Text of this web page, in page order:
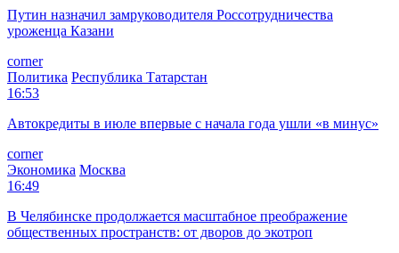
Путин назначил замруководителя Россотрудничества
уроженца Казани
corner
Политика Республика Татарстан
16:53
Автокредиты в июле впервые с начала года ушли «в минус»
corner
Экономика Москва
16:49
В Челябинске продолжается масштабное преображение
общественных пространств: от дворов до экотроп